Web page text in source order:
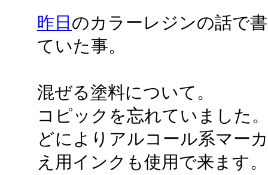
昨日 のカラーレジンの話で
ていた事。
混ぜる塗料について。
コピックを忘れていました
どによりアルコール系マー
え用インクも使用で来ます